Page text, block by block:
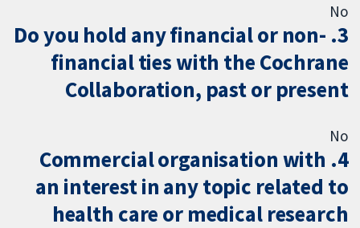
No
3. Do you hold any financial or non-
financial ties with the Cochrane
Collaboration, past or present
No
4. Commercial organisation with
an interest in any topic related to
health care or medical research